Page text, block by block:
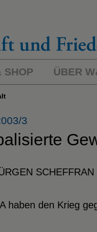
SHOP ÜBER
3
SCHEFFRAN
haben den Krieg